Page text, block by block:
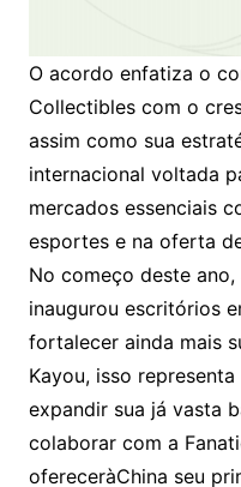
O acordo enfatiza o
Collectibles com o
assim como sua
internacional voltada
mercados essenciais
esportes e na oferta
No começo deste
inaugurou escritórios
fortalecer ainda mais
Kayou, isso
expandir sua já vasta
colaborar com a
ofereceràChina seu